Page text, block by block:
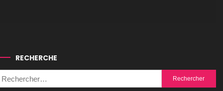
RECHERCHE
Rechercher :